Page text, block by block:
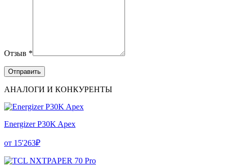
Отзыв *
АНАЛОГИ И КОНКУРЕНТЫ
Energizer P30K Apex
от 15'263₽